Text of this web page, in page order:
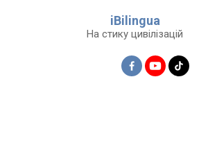
iBilingua
На стику цивілізацій